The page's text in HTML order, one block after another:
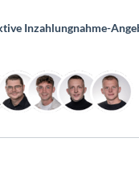
Inzahlungnahme-